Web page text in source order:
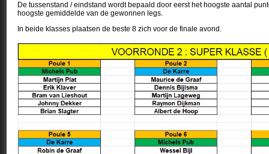
De tussenstand / eindstand wordt bepaald door eerst het hoogste aantal
hoogste gemiddelde van de gewonnen legs.
In beide klasses plaatsen de beste 8 zich voor de finale avond.